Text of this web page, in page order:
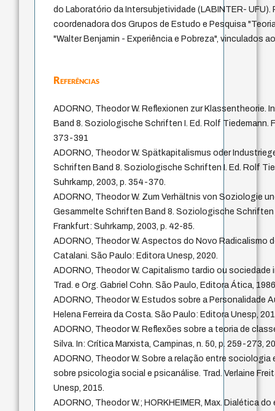
do Laboratório da Intersubjetividade (LABINTER- UFU).
coordenadora dos Grupos de Estudo e Pesquisa
"Walter Benjamin - Experiência e Pobreza", vinculados
Referências
ADORNO, Theodor W. Reflexionen zur Klassentheorie.
Band 8. Soziologische Schriften I. Ed. Rolf Tiedemann.
373-391
ADORNO, Theodor W. Spätkapitalismus oder
Schriften Band 8. Soziologische Schriften I. Ed. Rolf
Suhrkamp, 2003, p. 354-370.
ADORNO, Theodor W. Zum Verhältnis von Soziologie
Gesammelte Schriften Band 8. Soziologische Schriften
Frankfurt: Suhrkamp, 2003, p. 42-85.
ADORNO, Theodor W. Aspectos do Novo Radicalismo
Catalani. São Paulo: Editora Unesp, 2020.
ADORNO, Theodor W. Capitalismo tardio ou
Trad. e Org. Gabriel Cohn. São Paulo, Editora Ática,
ADORNO, Theodor W. Estudos sobre a Personalidade
Helena Ferreira da Costa. São Paulo: Editora Unesp,
ADORNO, Theodor W. Reflexões sobre a teoria de
Silva. In: Crítica Marxista, Campinas, n. 50, p. 259-273,
ADORNO, Theodor W. Sobre a relação entre
sobre psicologia social e psicanálise. Trad. Verlaine
Unesp, 2015.
ADORNO, Theodor W.; HORKHEIMER, Max. Dialética